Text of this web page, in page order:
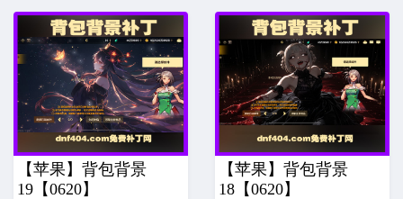
【苹果】背包背景
19【0620】
【苹果】背包背景
18【0620】